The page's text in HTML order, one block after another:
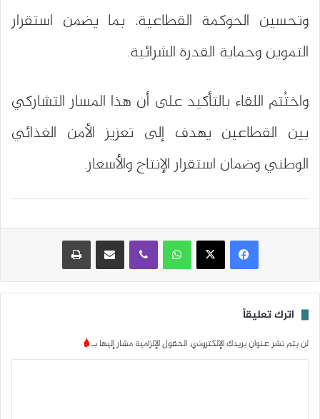
وتحسين الحوكمة القطاعية، بما يضمن استقرار
التموين وحماية القدرة الشرائية.
واختُتم اللقاء بالتأكيد على أن هذا المسار التشاركي
بين القطاعين يهدف إلى تعزيز الأمن الغذائي
الوطني وضمان استقرار الإنتاج والأسعار.
واتساب مشاركة عبر البريد
اترك تعليقاً
لن يتم نشر عنوان بريدك الإلكتروني.الحقول الإلزامية مشار إليها بـ*